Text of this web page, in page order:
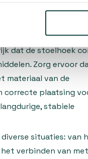
dat de stoelhoek
Zorg ervoor
materiaal van de
correcte plaatsing
stabiele
situaties: van
verbinden van